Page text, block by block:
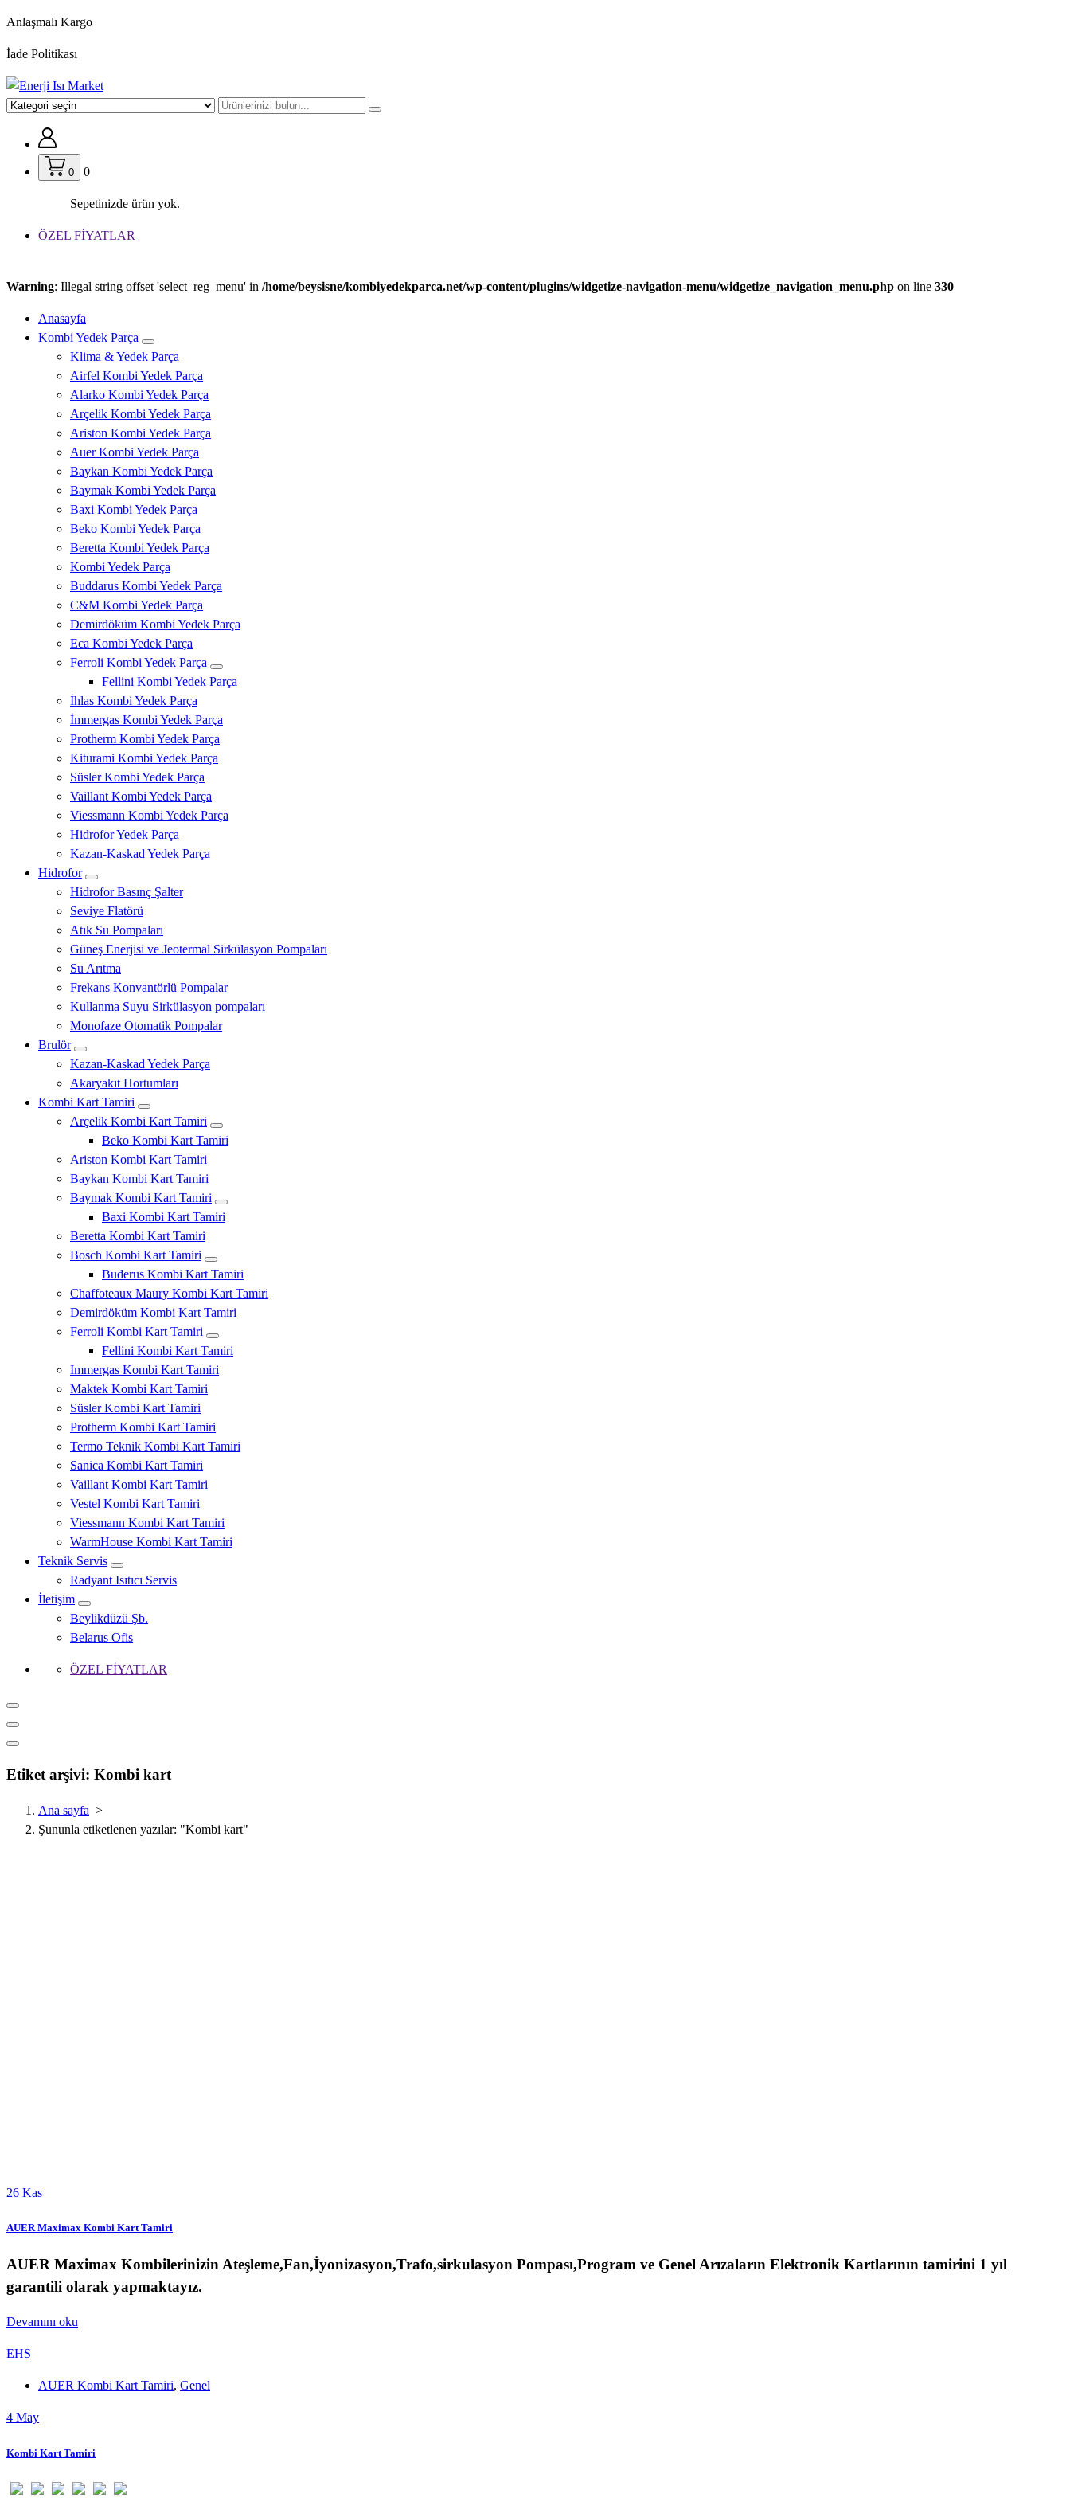
İçeriğe
Anlaşmalı Kargo
İade Politikası
0 0
Sepetinizde ürün yok.
ÖZEL FİYATLAR
Warning: Illegal string offset 'select_reg_menu' in /home/beysisne/kombiyedekparca.net/wp-content/plugins/widgetize-navigation-menu/widgetize_navigation_menu.php on line 330
Anasayfa
Kombi Yedek Parça
Klima & Yedek Parça
Airfel Kombi Yedek Parça
Alarko Kombi Yedek Parça
Arçelik Kombi Yedek Parça
Ariston Kombi Yedek Parça
Auer Kombi Yedek Parça
Baykan Kombi Yedek Parça
Baymak Kombi Yedek Parça
Baxi Kombi Yedek Parça
Beko Kombi Yedek Parça
Beretta Kombi Yedek Parça
Kombi Yedek Parça
Buddarus Kombi Yedek Parça
C&M Kombi Yedek Parça
Demirdöküm Kombi Yedek Parça
Eca Kombi Yedek Parça
Ferroli Kombi Yedek Parça
Fellini Kombi Yedek Parça
İhlas Kombi Yedek Parça
İmmergas Kombi Yedek Parça
Protherm Kombi Yedek Parça
Kiturami Kombi Yedek Parça
Süsler Kombi Yedek Parça
Vaillant Kombi Yedek Parça
Viessmann Kombi Yedek Parça
Hidrofor Yedek Parça
Kazan-Kaskad Yedek Parça
Hidrofor
Hidrofor Basınç Şalter
Seviye Flatörü
Atık Su Pompaları
Güneş Enerjisi ve Jeotermal Sirkülasyon Pompaları
Su Arıtma
Frekans Konvantörlü Pompalar
Kullanma Suyu Sirkülasyon pompaları
Monofaze Otomatik Pompalar
Brulör
Kazan-Kaskad Yedek Parça
Akaryakıt Hortumları
Kombi Kart Tamiri
Arçelik Kombi Kart Tamiri
Beko Kombi Kart Tamiri
Ariston Kombi Kart Tamiri
Baykan Kombi Kart Tamiri
Baymak Kombi Kart Tamiri
Baxi Kombi Kart Tamiri
Beretta Kombi Kart Tamiri
Bosch Kombi Kart Tamiri
Buderus Kombi Kart Tamiri
Chaffoteaux Maury Kombi Kart Tamiri
Demirdöküm Kombi Kart Tamiri
Ferroli Kombi Kart Tamiri
Fellini Kombi Kart Tamiri
Immergas Kombi Kart Tamiri
Maktek Kombi Kart Tamiri
Süsler Kombi Kart Tamiri
Protherm Kombi Kart Tamiri
Termo Teknik Kombi Kart Tamiri
Sanica Kombi Kart Tamiri
Vaillant Kombi Kart Tamiri
Vestel Kombi Kart Tamiri
Viessmann Kombi Kart Tamiri
WarmHouse Kombi Kart Tamiri
Teknik Servis
Radyant Isıtıcı Servis
İletişim
Beylikdüzü Şb.
Belarus Ofis
ÖZEL FİYATLAR
Etiket arşivi: Kombi kart
Ana sayfa >
Şununla etiketlenen yazılar: "Kombi kart"
26 Kas
AUER Maximax Kombi Kart Tamiri
AUER Maximax Kombilerinizin Ateşleme,Fan,İyonizasyon,Trafo,sirkulasyon Pompası,Program ve Genel Arızaların Elektronik Kartlarının tamirini 1 yıl
garantili olarak yapmaktayız.
Devamını oku
EHS
AUER Kombi Kart Tamiri, Genel
4 May
Kombi Kart Tamiri